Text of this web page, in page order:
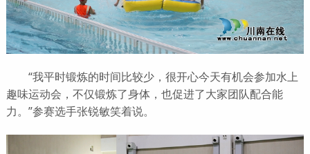
“我平时锻炼的时间比较少，很开心今天有机会参加水上
趣味运动会，不仅锻炼了身体，也促进了大家团队配合能
力。”参赛选手张锐敏笑着说。